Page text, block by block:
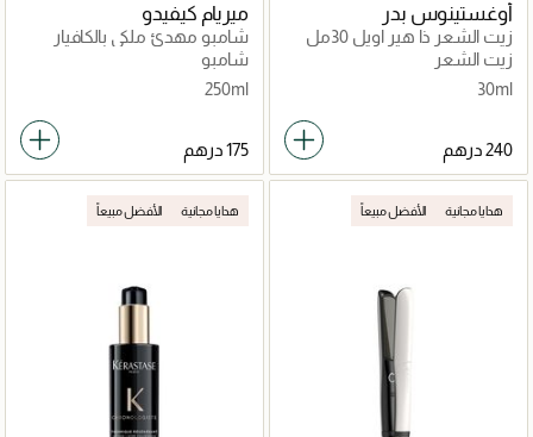
أوغستينوس بدر
زيت الشعر ذا هير اويل 30مل
زيت الشعر
30ml
ميريام كيفيدو
شامبو مهدئ ملكي بالكافيار
الأسود الفاخر
شامبو
250ml
هدايا مجانية الأفضل مبيعاً هدايا مجانية الأفضل مبيعاً